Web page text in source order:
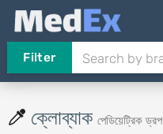
Filter
ক্লোব্যাক পেডিয়েট্রিক ড্রপ